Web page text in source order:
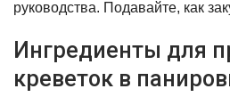
руководства. Подавайте, как
Ингредиенты для
креветок в